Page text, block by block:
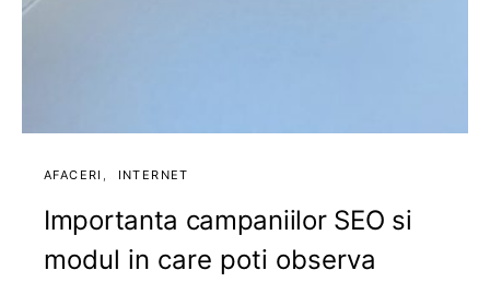
AFACERI INTERNET
Importanta campaniilor SEO si
modul in care poti observa